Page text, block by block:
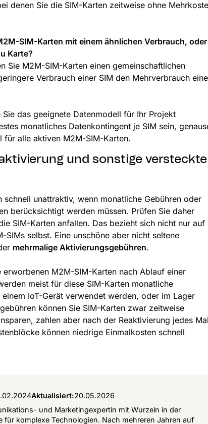
denen Sie die SIM-Karten zeitweise ohne
SIM-Karten mit einem ähnlichen Verbrauch, oder
Karte?
Sie M2M-SIM-Karten einen gemeinschaftlichen
Verbrauch einer SIM den Mehrverbrauch
das geeignete Datenmodell für Ihr Projekt
monatliches Datenkontingent je SIM sein,
alle aktiven M2M-SIM-Karten.
und sonstige versteckte
unattraktiv, wenn monatliche Gebühren oder
berücksichtigt werden müssen. Prüfen Sie daher
SIM-Karten anfallen. Das bezieht sich nicht nur auf
selbst. Eine unschöne aber nicht seltene
mehrmalige Aktivierungsgebühren.
M2M-SIM-Karten nach Ablauf einer
meist für diese SIM-Karten monatliche
IoT-Gerät verwendet werden, oder im Lager
können Sie SIM-Karten zwar zeitweise
zahlen aber nach der Reaktivierung jedes Mal
können niedrige Einmalkosten schnell
Aktualisiert:20.05.2026
und Marketingexpertin mit Wurzeln in der
für komplexe Technologien. Nach mehreren Jahren auf